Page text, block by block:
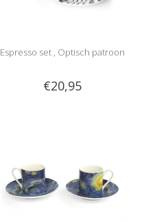
Espresso set , Optisch patroon
€20,95